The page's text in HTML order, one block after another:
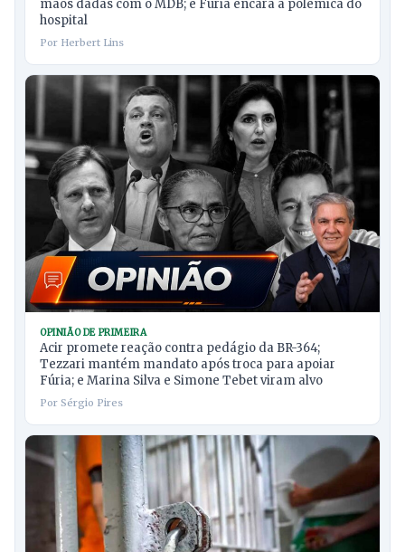
mãos dadas com o MDB; e Fúria encara a polêmica do
hospital
Por Herbert Lins
OPINIÃO DE PRIMEIRA
Acir promete reação contra pedágio da BR-364;
Tezzari mantém mandato após troca para apoiar
Fúria; e Marina Silva e Simone Tebet viram alvo
Por Sérgio Pires